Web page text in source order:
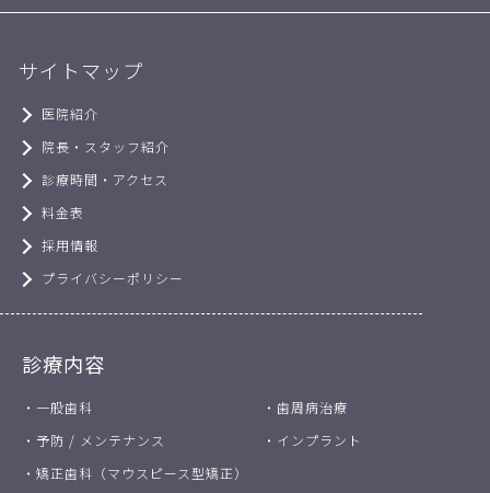
サイトマップ
医院紹介
院長・スタッフ紹介
診療時間・アクセス
料金表
採用情報
プライバシーポリシー
診療内容
・一般歯科
・歯周病治療
・予防 / メンテナンス
・インプラント
・矯正歯科（マウスピース型矯正）